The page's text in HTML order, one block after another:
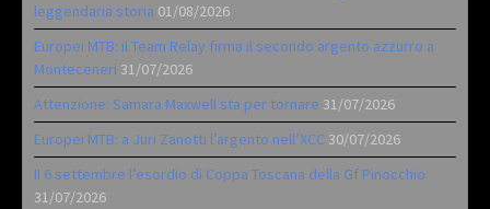
leggendaria storia 01/08/2026
Europei MTB: il Team Relay firma il secondo argento azzurro a
Monteceneri 31/07/2026
Attenzione: Samara Maxwell sta per tornare 31/07/2026
Europei MTB: a Juri Zanotti l’argento nell’XCC 30/07/2026
Il 6 settembre l’esordio di Coppa Toscana della Gf Pinocchio
31/07/2026